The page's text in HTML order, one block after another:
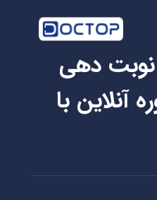
نوبت دهی
آنلاین با